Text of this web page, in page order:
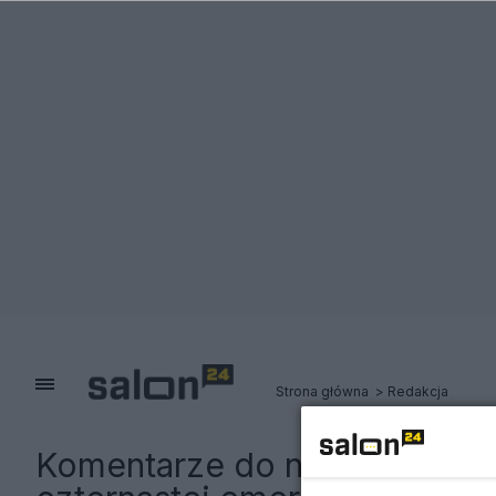
Strona główna Redakcja
Komentarze do notki: